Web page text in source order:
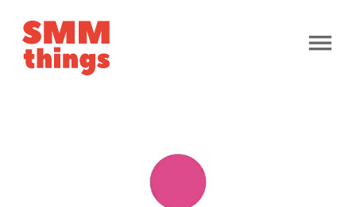
Facebook
open